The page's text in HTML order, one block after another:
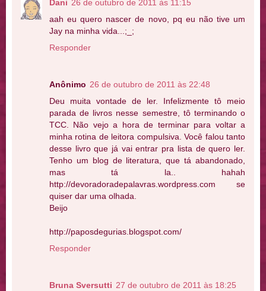
Dani 26 de outubro de 2011 às 11:15
aah eu quero nascer de novo, pq eu não tive um
Jay na minha vida...;_;
Responder
Anônimo 26 de outubro de 2011 às 22:48
Deu muita vontade de ler. Infelizmente tô meio
parada de livros nesse semestre, tô terminando o
TCC. Não vejo a hora de terminar para voltar a
minha rotina de leitora compulsiva. Você falou tanto
desse livro que já vai entrar pra lista de quero ler.
Tenho um blog de literatura, que tá abandonado,
mas tá la.. hahah
http://devoradoradepalavras.wordpress.com se
quiser dar uma olhada.
Beijo
http://paposdegurias.blogspot.com/
Responder
Bruna Sversutti 27 de outubro de 2011 às 18:25